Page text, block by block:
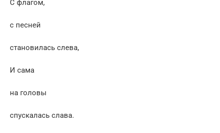
С флагом,
с песней
становилась слева,
И сама
на головы
спускалась слава.